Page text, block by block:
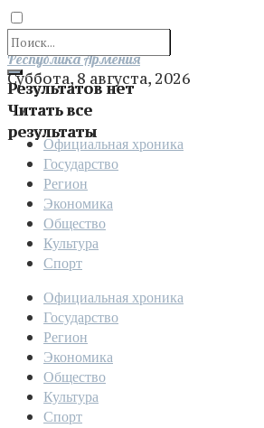
Результатов нет
Читать все
результаты
Отправить
Республика Армения
Суббота, 8 августа, 2026
Официальная хроника
Государство
Регион
Экономика
Общество
Культура
Спорт
Официальная хроника
Государство
Регион
Экономика
Общество
Культура
Спорт